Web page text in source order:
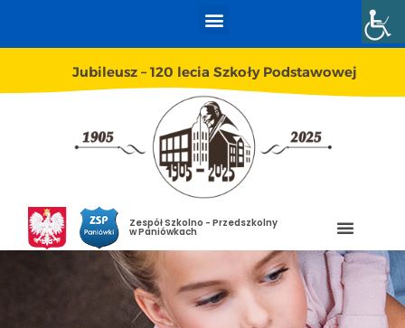
Jubileusz – 120 lecia Szkoły Podstawowej
Zespół Szkolno - Przedszkolny
w Paniówkach